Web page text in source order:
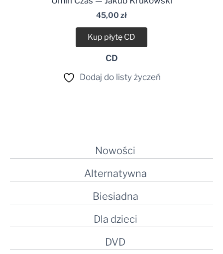
Nowości
Alternatywna
Biesiadna
Dla dzieci
DVD
45,00 zł
Kup płytę CD
CD
Dodaj do listy życzeń